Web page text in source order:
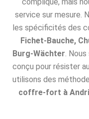
service sur mesure.
les spécificités des
Fichet-Bauche,
Burg-Wächter .
conçu pour résister
utilisons des
coffre-fort à